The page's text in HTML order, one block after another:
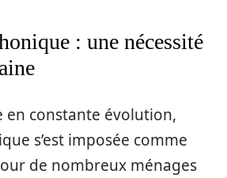
: une nécessité
en constante évolution,
s’est imposée comme
de nombreux ménages